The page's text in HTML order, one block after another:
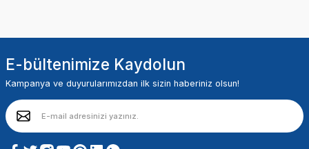
E-bültenimize Kaydolun
Kampanya ve duyurularımızdan ilk sizin haberiniz olsun!